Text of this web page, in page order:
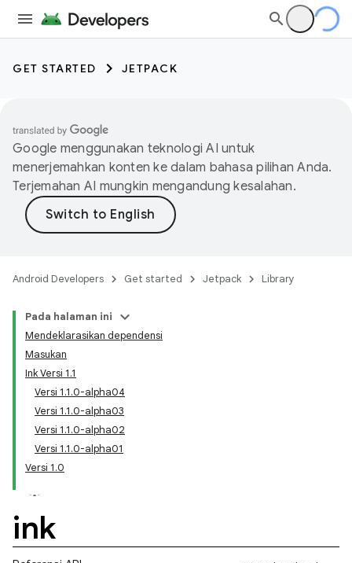
GET STARTED JETPACK
Google menggunakan teknologi AI untuk
menerjemahkan konten ke dalam bahasa pilihan Anda.
Terjemahan AI mungkin mengandung kesalahan.
Android Developers Get started Jetpack Library
Pada halaman ini
Mendeklarasikan dependensi
Masukan
Ink Versi 1.1
Versi 1.1.0-alpha04
Versi 1.1.0-alpha03
Versi 1.1.0-alpha02
Versi 1.1.0-alpha01
Versi 1.0
ink